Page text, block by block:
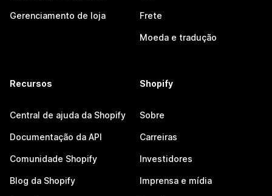
Gerenciamento de loja Frete
Moeda e tradução
Recursos
Central de ajuda da Shopify
Documentação da API
Comunidade Shopify
Blog da Shopify
Shopify
Sobre
Carreiras
Investidores
Imprensa e mídia